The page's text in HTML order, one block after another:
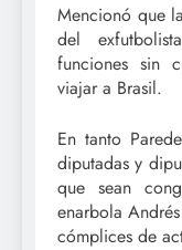
Mencionó que
del
funciones sin
viajar a Brasil.
En tanto
diputadas y
que sean
enarbola
cómplices de